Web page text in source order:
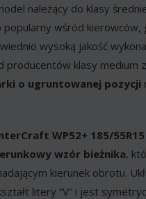
należący do klasy
wśród kierowców,
wysoką jakość
producentów klasy medium
o ugruntowanej pozycji
WP52+ 185/55R15
wzór bieżnika,
kierunek obrotu.
litery “V“ i jest